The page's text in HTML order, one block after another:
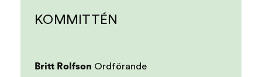
KOMMITTÉN
Britt Rolfson Ordförande